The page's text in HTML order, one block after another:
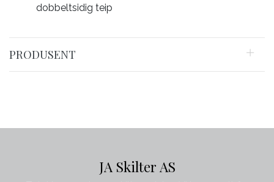
dobbeltsidig teip
PRODUSENT
JA Skilter AS